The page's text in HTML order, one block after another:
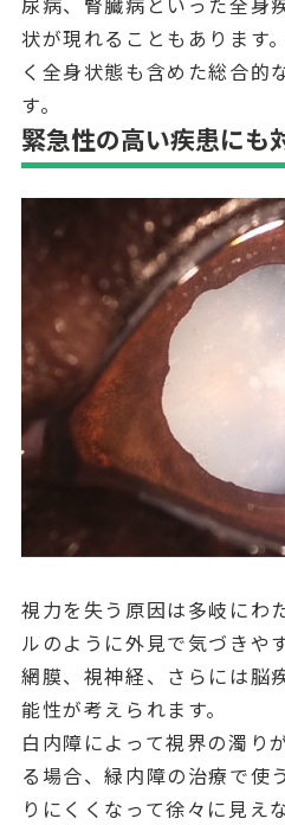
状が現れることもあります
く全身状態も含めた総合的
す。
緊急性の高い疾患にも
視力を失う原因は多岐にわ
ルのように外見で気づきや
網膜、視神経、さらには脳
能性が考えられます。
白内障によって視界の濁り
る場合、緑内障の治療で使
りにくくなって徐々に見え